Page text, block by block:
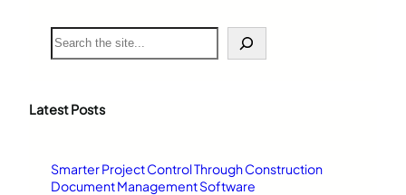
S
e
c
Latest Posts
Smarter Project Control Through Construction
Document Management Software